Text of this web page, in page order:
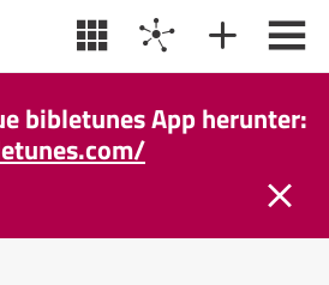
bibletunes App herunter: